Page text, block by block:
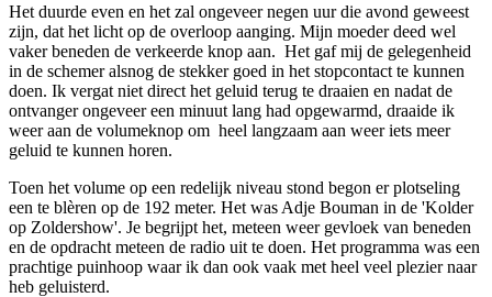
Het duurde even en het zal ongeveer negen uur die avond geweest
zijn, dat het licht op de overloop aanging. Mijn moeder deed wel
vaker beneden de verkeerde knop aan. Het gaf mij de gelegenheid
in de schemer alsnog de stekker goed in het stopcontact te kunnen
doen. Ik vergat niet direct het geluid terug te draaien en nadat de
ontvanger ongeveer een minuut lang had opgewarmd, draaide ik
weer aan de volumeknop om heel langzaam aan weer iets meer
geluid te kunnen horen.
Toen het volume op een redelijk niveau stond begon er plotseling
een te blèren op de 192 meter. Het was Adje Bouman in de 'Kolder
op Zoldershow'. Je begrijpt het, meteen weer gevloek van beneden
en de opdracht meteen de radio uit te doen. Het programma was een
prachtige puinhoop waar ik dan ook vaak met heel veel plezier naar
heb geluisterd.